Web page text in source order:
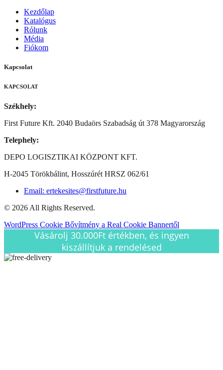
Kezdőlap
Katalógus
Rólunk
Média
Fiókom
Kapcsolat
KAPCSOLAT
Székhely:
First Future Kft. 2040 Budaörs Szabadság út 378 Magyarország
Telephely:
DEPO LOGISZTIKAI KÖZPONT KFT.
H-2045 Törökbálint, Hosszúrét HRSZ 062/61
Email: ertekesites@firstfuture.hu
© 2026 All Rights Reserved.
WordPress Cookie Bővítmény a Real Cookie Bannertől
Vásárolj 30.000Ft értékben, és ingyen
kiszállítjuk a rendelésed